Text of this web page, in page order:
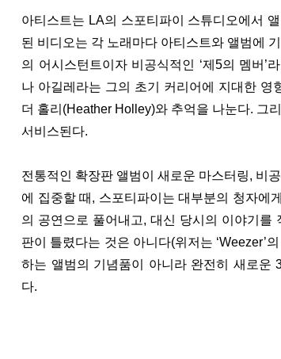
아티스트는 LA의 스포티파이 스튜디오에서
된 비디오는 각 노래마다 아티스트와 앨범에
의 어시스턴트이자 비공식적인 ‘제5의 멤버’
나 아길레라는 그의 초기 커리어에 지대한 영
더 홀리(Heather Holley)와 추억을 나눈다. 그
서비스된다.
전통적인 확장판 앨범이 새로운 마스터링, 비
에 집중할 때, 스포티파이는 대부분의 청자에
의 공연으로 풀어내고, 대신 당시의 이야기를
판이 틀렸다는 것은 아니다(위저는 ‘Weezer’
하는 앨범의 기념품이 아니라 완전히 새로운
다.